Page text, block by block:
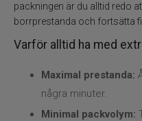
packningen är du alltid redo
borrprestanda och fortsätta
Varför alltid ha med
Maximal prestanda:
några minuter.
Minimal packvolym: